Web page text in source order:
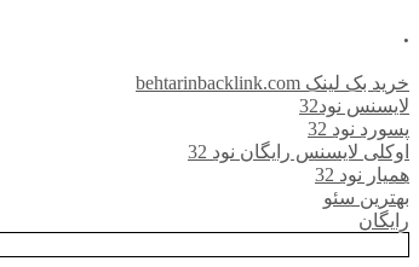
.
خرید بک لینک behtarinbacklink.com
لایسنس نود32
پسورد نود 32
اوکلی لایسنس رایگان نود 32
همیار نود 32
بهترین سئو
رایگان